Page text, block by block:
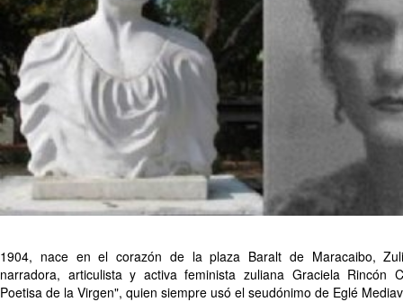
1904, nace en el corazón de la plaza Baralt de Maracaibo,
narradora, articulista y activa feminista zuliana Graciela Rincón
Poetisa de la Virgen", quien siempre usó el seudónimo de Eglé